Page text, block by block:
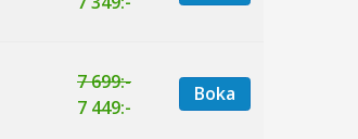
7 699:-
7 449:-
Boka